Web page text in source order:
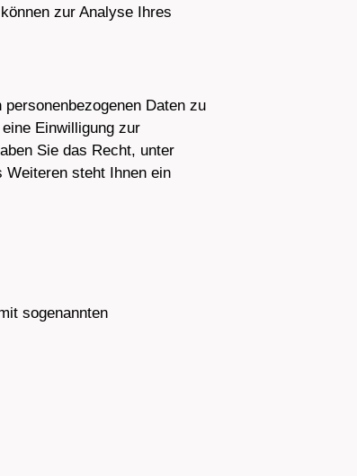
zur Analyse Ihres
Daten zu
Einwilligung zur
Sie das Recht, unter
Weiteren steht Ihnen ein
sogenannten